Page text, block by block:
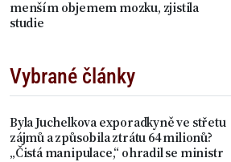
menším objemem mozku, zjistila
studie
Vybrané články
Byla Juchelkova exporadkyně ve střetu
zájmů a způsobila ztrátu 64 milionů?
„Čistá manipulace,“ ohradil se ministr